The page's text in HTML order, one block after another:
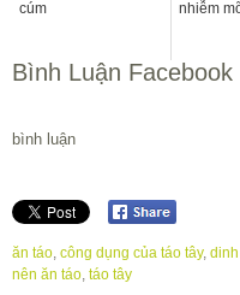
cúm
nhiễm
Bình Luận Facebook
bình luận
ăn táo, công dụng của táo tây,
nên ăn táo, táo tây